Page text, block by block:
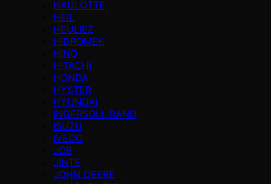
HAULOTTE
HEIL
HEULIEZ
HİDROMEK
HINO
HITACHI
HONDA
HYSTER
HYUNDAI
INGERSOLL RAND
ISUZU
IVECO
JCB
JİNTE
JOHN DEERE